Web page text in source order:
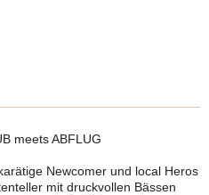
meets ABFLUG
Newcomer und local Heros
mit druckvollen Bässen